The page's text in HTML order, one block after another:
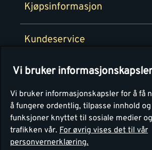
Kjøpsinformasjon
Kundeservice
Montér
Personvern
Vi bruker informasjonskapsler
Vi bruker informasjonskapsler for å få
å fungere ordentlig, tilpasse innhold
funksjoner knyttet til sosiale medier
trafikken vår. For øvrig vises det til vår
personvernerklæring.